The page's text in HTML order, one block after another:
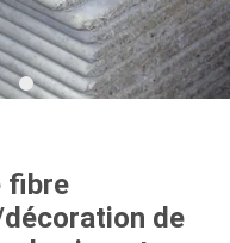
fibre
de